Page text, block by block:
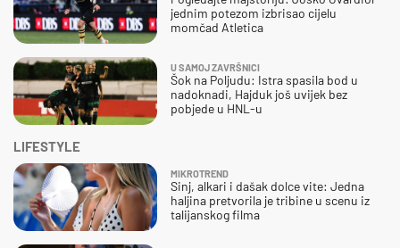
jednim potezom izbrisao cijelu
momčad Atletica
U SAMOJ ZAVRŠNICI
Šok na Poljudu: Istra spasila bod u
nadoknadi, Hajduk još uvijek bez
pobjede u HNL-u
LIFESTYLE
MIKROTREND
Sinj, alkari i dašak dolce vite: Jedna
haljina pretvorila je tribine u scenu iz
talijanskog filma